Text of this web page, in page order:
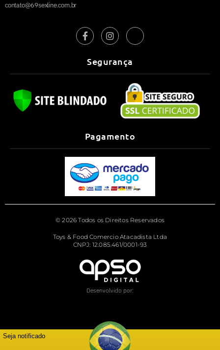
contato@69sexline.com.br
Segurança
Pagamento
© 2026 Todos os Direitos Reservados
Toys & Food Comercio Atacadista Ltda
CNPJ: 12.085.461/0001-93
Desenvolvido por:
Seja notificado